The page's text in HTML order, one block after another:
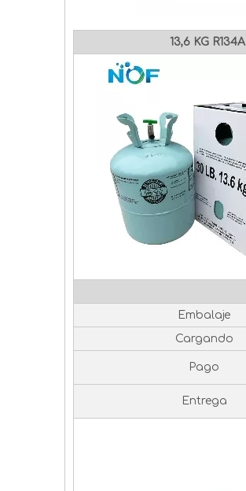
13,6 KG R134A
Embalaje
Cargando
Pago
Entrega